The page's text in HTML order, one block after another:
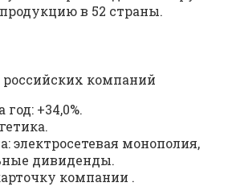
в 52 страны.
+34,0%.
электросетевая монополия,
дивиденды.
компании .